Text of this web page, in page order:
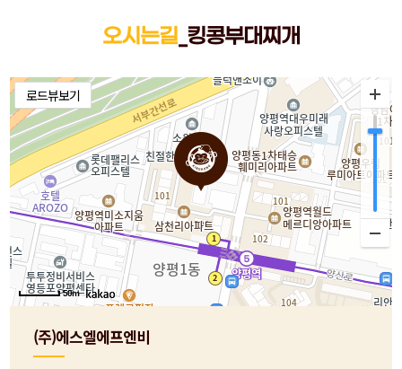
오시는길 _킹콩부대찌개
(주)에스엘에프엔비
50m